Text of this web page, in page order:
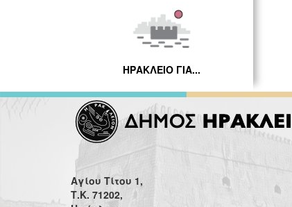
ΗΡΑΚΛΕΙΟ ΓΙΑ...
Αγίου Τίτου 1,
Τ.Κ. 71202,